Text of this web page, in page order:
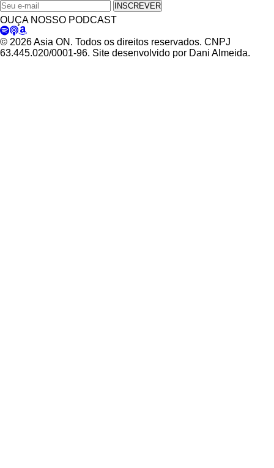
INSCREVER
OUÇA NOSSO PODCAST
© 2026 Asia ON. Todos os direitos reservados. CNPJ
63.445.020/0001-96. Site desenvolvido por Dani Almeida.